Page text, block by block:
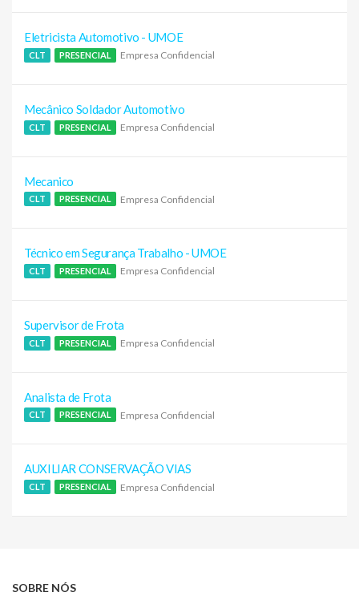
Eletricista Automotivo - UMOE
CLT PRESENCIAL Empresa Confidencial
Mecânico Soldador Automotivo
CLT PRESENCIAL Empresa Confidencial
Mecanico
CLT PRESENCIAL Empresa Confidencial
Técnico em Segurança Trabalho - UMOE
CLT PRESENCIAL Empresa Confidencial
Supervisor de Frota
CLT PRESENCIAL Empresa Confidencial
Analista de Frota
CLT PRESENCIAL Empresa Confidencial
AUXILIAR CONSERVAÇÃO VIAS
CLT PRESENCIAL Empresa Confidencial
SOBRE NÓS